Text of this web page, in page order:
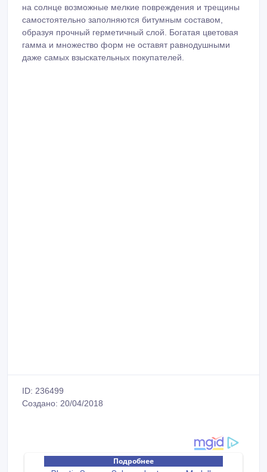
на солнце возможные мелкие повреждения и трещины
самостоятельно заполняются битумным составом,
образуя прочный герметичный слой. Богатая цветовая
гамма и множество форм не оставят равнодушными
даже самых взыскательных покупателей.
ID: 236499
Создано: 20/04/2018